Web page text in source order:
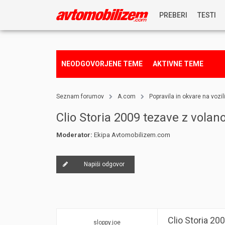
PREBERI
NAGRADNA IGRA
TESTI
NEODGOVORJENE TEME AKTIVNE TEME
Seznam forumov A.com Popravila in okvare na
Clio Storia 2009 tezave z
Moderator: Ekipa Avtomobilizem.com
Napiši odgovor
sloppy.joe Clio Storia